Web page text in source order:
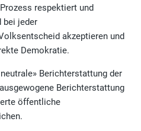
respektiert und
bei jeder
akzeptieren und
Demokratie.
Berichterstattung der
Berichterstattung
öffentliche